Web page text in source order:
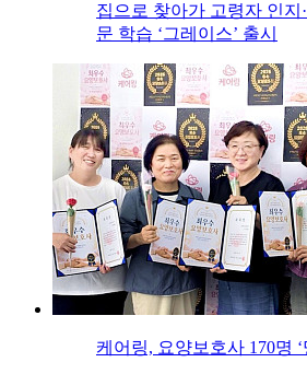
집으로 찾아가 고령자 인
문 학습 ‘그레이스’ 출시
케어링, 요양보호사 170명